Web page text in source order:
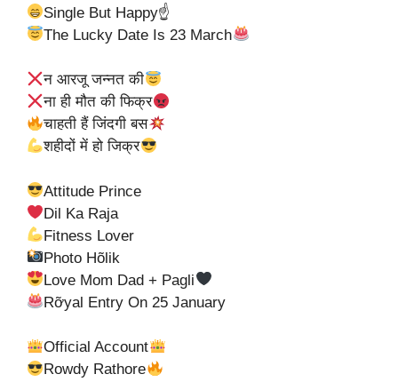
Single But Happy☝
The Lucky Date Is 23 March
न आरजू जन्नत की
ना ही मौत की फिक्र
चाहती हैं जिंदगी बस
शहीदों में हो जिक्र
Attitude Prince
Dil Ka Raja
Fitness Lover
Photo Hõlik
Love Mom Dad + Pagli
Rỡyal Entry On 25 January
Official Account
Rowdy Rathore